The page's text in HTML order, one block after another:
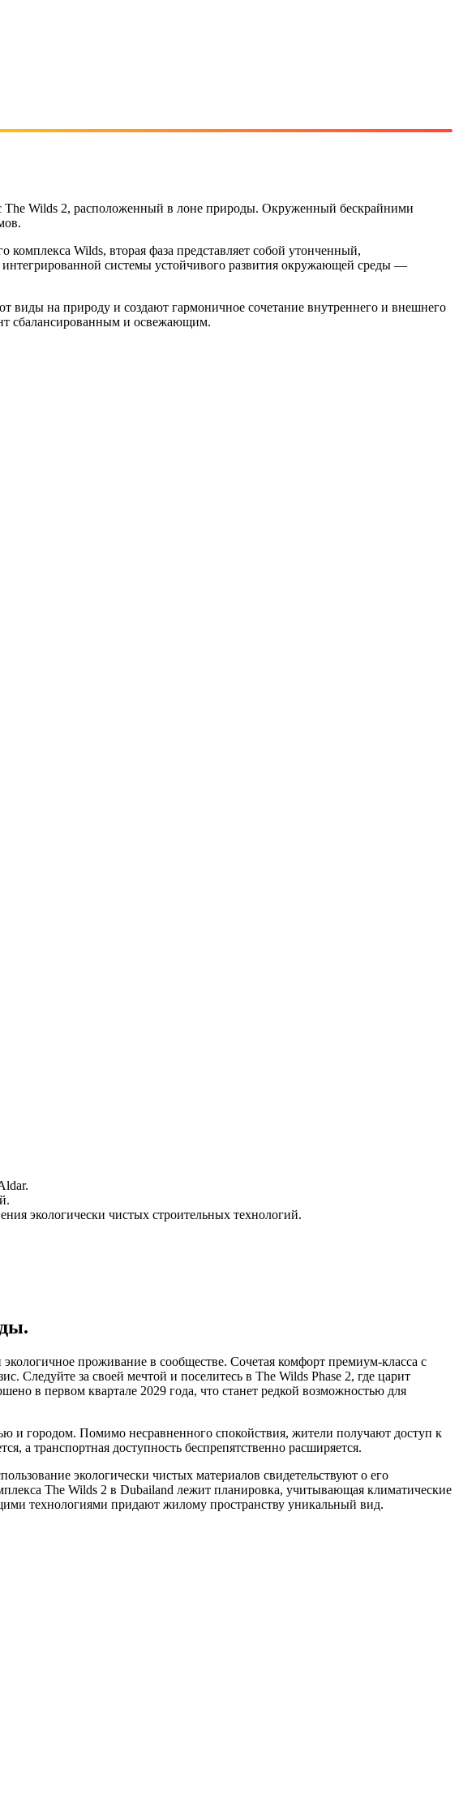
Wilds 2, расположенный в лоне природы. Окруженный бескрайними
Wilds, вторая фаза представляет собой утонченный,
системы устойчивого развития окружающей среды —
виды на природу и создают гармоничное сочетание внутреннего и внешнего
сбалансированным и освежающим.
экологически чистых строительных технологий.
проживание в сообществе. Сочетая комфорт премиум-класса с
Следуйте за своей мечтой и поселитесь в The Wilds Phase 2, где царит
в первом квартале 2029 года, что станет редкой возможностью для
и городом. Помимо несравненного спокойствия, жители получают доступ к
а транспортная доступность беспрепятственно расширяется.
экологически чистых материалов свидетельствуют о его
The Wilds 2 в Dubailand лежит планировка, учитывающая климатические
технологиями придают жилому пространству уникальный вид.